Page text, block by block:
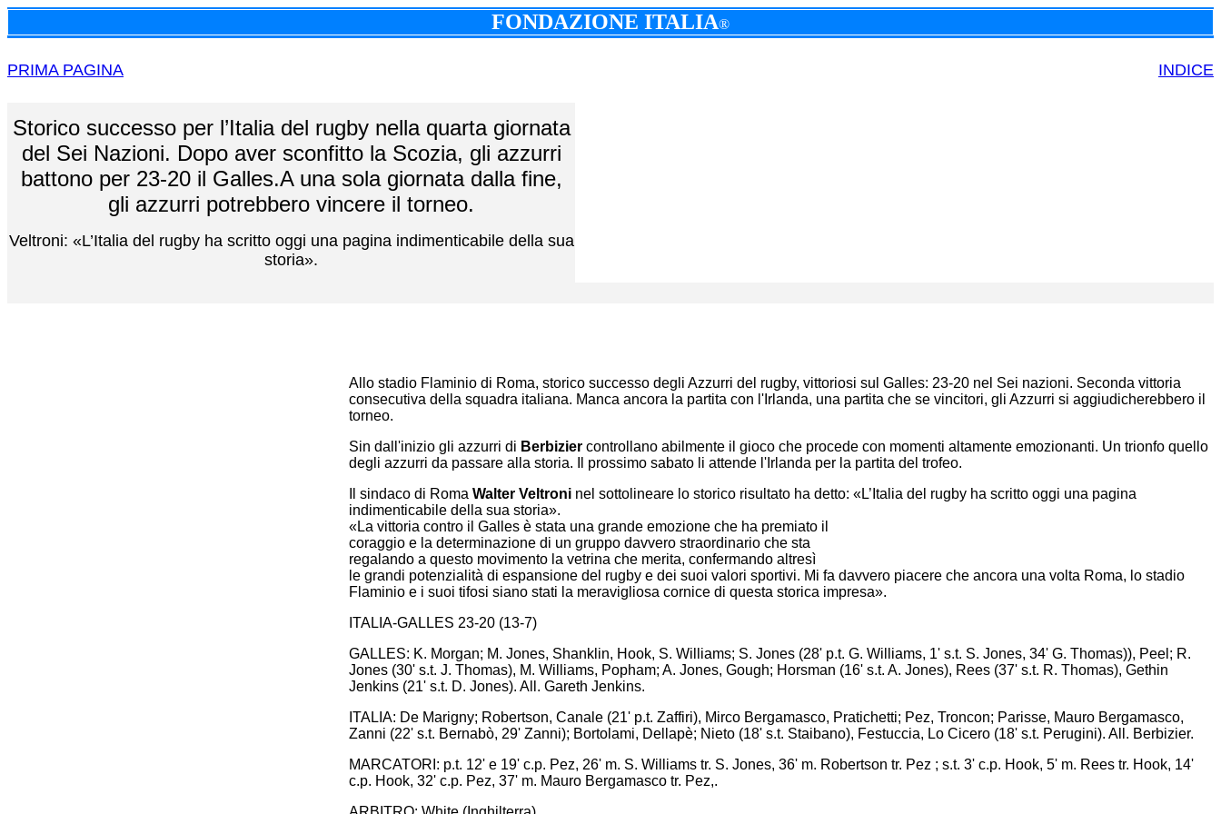
FONDAZIONE ITALIA®
PRIMA PAGINA INDICE
Storico successo per l’Italia del rugby nella quarta giornata
del Sei Nazioni. Dopo aver sconfitto la Scozia, gli azzurri
battono per 23-20 il Galles.A una sola giornata dalla fine,
gli azzurri potrebbero vincere il torneo.
Veltroni: «L’Italia del rugby ha scritto oggi una pagina indimenticabile della sua
storia».
Allo stadio Flaminio di Roma, storico successo degli Azzurri del rugby, vittoriosi sul Galles: 23-20 nel Sei nazioni. Seconda vittoria
consecutiva della squadra italiana. Manca ancora la partita con l'Irlanda, una partita che se vincitori, gli Azzurri si aggiudicherebbero il
torneo.
Sin dall'inizio gli azzurri di Berbizier controllano abilmente il gioco che procede con momenti altamente emozionanti. Un trionfo quello
degli azzurri da passare alla storia. Il prossimo sabato li attende l'Irlanda per la partita del trofeo.
Il sindaco di Roma Walter Veltroni nel sottolineare lo storico risultato ha detto: «L’Italia del rugby ha scritto oggi una pagina
indimenticabile della sua storia».
«La vittoria contro il Galles è stata una grande emozione che ha premiato il
coraggio e la determinazione di un gruppo davvero straordinario che sta
regalando a questo movimento la vetrina che merita, confermando altresì
le grandi potenzialità di espansione del rugby e dei suoi valori sportivi. Mi fa davvero piacere che ancora una volta Roma, lo stadio
Flaminio e i suoi tifosi siano stati la meravigliosa cornice di questa storica impresa».
ITALIA-GALLES 23-20 (13-7)
GALLES: K. Morgan; M. Jones, Shanklin, Hook, S. Williams; S. Jones (28' p.t. G. Williams, 1' s.t. S. Jones, 34' G. Thomas)), Peel; R.
Jones (30' s.t. J. Thomas), M. Williams, Popham; A. Jones, Gough; Horsman (16' s.t. A. Jones), Rees (37' s.t. R. Thomas), Gethin
Jenkins (21' s.t. D. Jones). All. Gareth Jenkins.
ITALIA: De Marigny; Robertson, Canale (21' p.t. Zaffiri), Mirco Bergamasco, Pratichetti; Pez, Troncon; Parisse, Mauro Bergamasco,
Zanni (22' s.t. Bernabò, 29' Zanni); Bortolami, Dellapè; Nieto (18' s.t. Staibano), Festuccia, Lo Cicero (18' s.t. Perugini). All. Berbizier.
MARCATORI: p.t. 12' e 19' c.p. Pez, 26' m. S. Williams tr. S. Jones, 36' m. Robertson tr. Pez ; s.t. 3' c.p. Hook, 5' m. Rees tr. Hook, 14'
c.p. Hook, 32' c.p. Pez, 37' m. Mauro Bergamasco tr. Pez,.